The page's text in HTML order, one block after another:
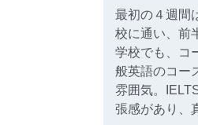
最初の４週間
校に通い、前
学校でも、コ
般英語のコー
雰囲気。
張感があり、